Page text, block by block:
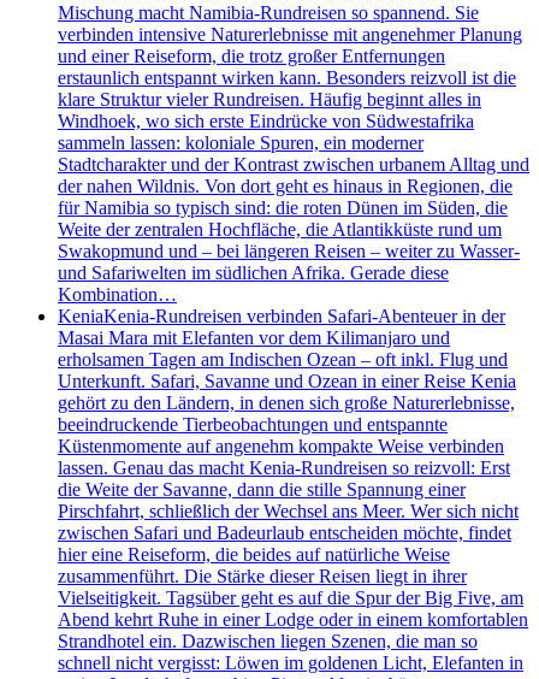
Mischung macht Namibia-Rundreisen so spannend. Sie
verbinden intensive Naturerlebnisse mit angenehmer Planung
und einer Reiseform, die trotz großer Entfernungen
erstaunlich entspannt wirken kann. Besonders reizvoll ist die
klare Struktur vieler Rundreisen. Häufig beginnt alles in
Windhoek, wo sich erste Eindrücke von Südwestafrika
sammeln lassen: koloniale Spuren, ein moderner
Stadtcharakter und der Kontrast zwischen urbanem Alltag und
der nahen Wildnis. Von dort geht es hinaus in Regionen, die
für Namibia so typisch sind: die roten Dünen im Süden, die
Weite der zentralen Hochfläche, die Atlantikküste rund um
Swakopmund und – bei längeren Reisen – weiter zu Wasser-
und Safariwelten im südlichen Afrika. Gerade diese
Kombination…
KeniaKenia-Rundreisen verbinden Safari-Abenteuer in der
Masai Mara mit Elefanten vor dem Kilimanjaro und
erholsamen Tagen am Indischen Ozean – oft inkl. Flug und
Unterkunft. Safari, Savanne und Ozean in einer Reise Kenia
gehört zu den Ländern, in denen sich große Naturerlebnisse,
beeindruckende Tierbeobachtungen und entspannte
Küstenmomente auf angenehm kompakte Weise verbinden
lassen. Genau das macht Kenia-Rundreisen so reizvoll: Erst
die Weite der Savanne, dann die stille Spannung einer
Pirschfahrt, schließlich der Wechsel ans Meer. Wer sich nicht
zwischen Safari und Badeurlaub entscheiden möchte, findet
hier eine Reiseform, die beides auf natürliche Weise
zusammenführt. Die Stärke dieser Reisen liegt in ihrer
Vielseitigkeit. Tagsüber geht es auf die Spur der Big Five, am
Abend kehrt Ruhe in einer Lodge oder in einem komfortablen
Strandhotel ein. Dazwischen liegen Szenen, die man so
schnell nicht vergisst: Löwen im goldenen Licht, Elefanten in